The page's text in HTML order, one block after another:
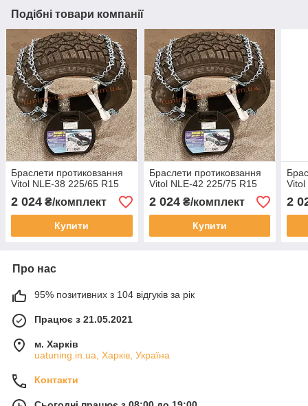
Подібні товари компанії
Браслети протиковзання
Vitol NLE-38 225/65 R15
2 024 ₴/комплект
Купити
Браслети протиковзання
Vitol NLE-42 225/75 R15
2 024₴/комплект
Купити
Vitol
2
Про нас
95% позитивних з 104 відгуків за рік
Працює з 21.05.2021
м. Харків
uatuning.in.ua, Харків, Україна
Контакти